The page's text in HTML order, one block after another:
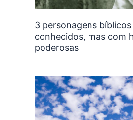
3 personagens
conhecidos, mas com
poderosas